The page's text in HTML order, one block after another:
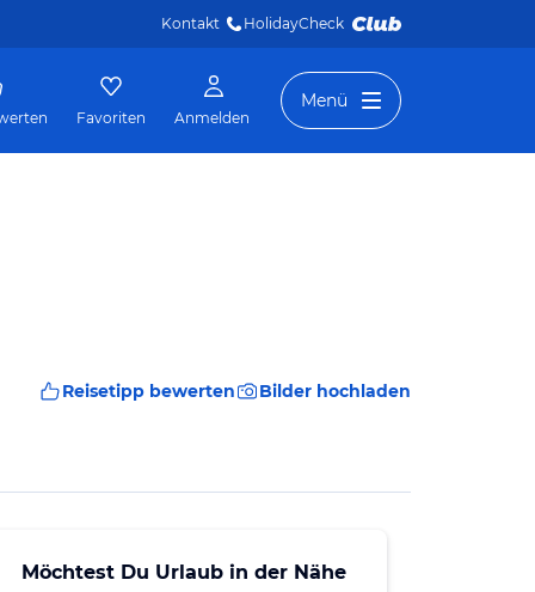
Kontakt HolidayCheck
Favoriten Anmelden
Menü
Reisetipp bewerten Bilder hochladen
Möchtest Du Urlaub in der Nähe